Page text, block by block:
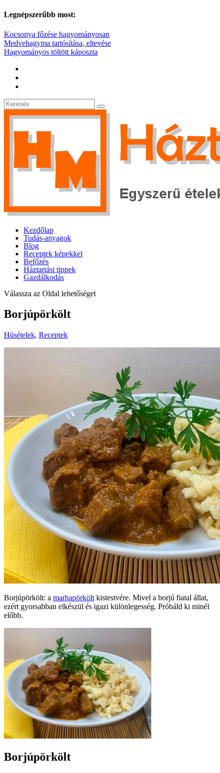
Legnépszerűbb most:
Kocsonya főzése hagyományosan
Medvehagyma tartósítása, eltevése
Hagyományos töltött káposzta
Kezdőlap
Tudás-anyagok
Blog
Receptek képekkel
Befőzés
Háztartási tippek
Gazdálkodás
Válassza az Oldal lehetőséget
Borjúpörkölt
Húsételek, Receptek
Borjúpörkölt: a marhapörkölt kistestvére. Mivel a borjú fiatal állat,
ezért gyorsabban elkészül és igazi különlegesség. Próbáld ki minél
előbb.
Borjúpörkölt